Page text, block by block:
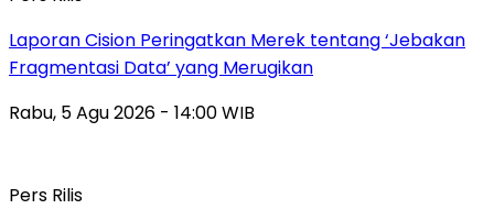
Laporan Cision Peringatkan Merek tentang ‘Jebakan
Fragmentasi Data’ yang Merugikan
Rabu, 5 Agu 2026 - 14:00 WIB
Pers Rilis